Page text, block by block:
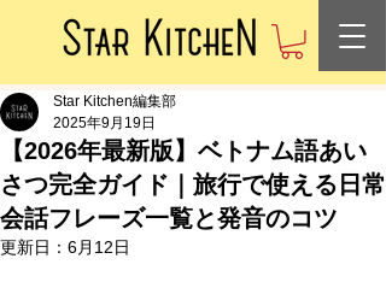
【2026年最新版】ベトナム語あい
さつ完全ガイド｜旅行で使える日常
会話フレーズ一覧と発音のコツ
Star Kitchen編集部
2025年9月19日
更新日： 6月12日